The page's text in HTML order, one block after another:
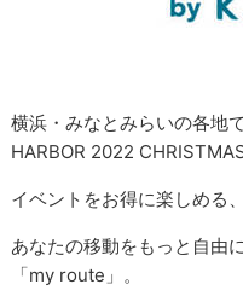
横浜・みなとみらいの各地
HARBOR 2022 CHRISTMAS
イベントをお得に楽しめる
あなたの移動をもっと自由
「my route」。